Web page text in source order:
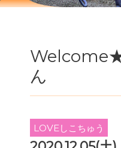
Welcome★
ん
LOVEしこちゅう